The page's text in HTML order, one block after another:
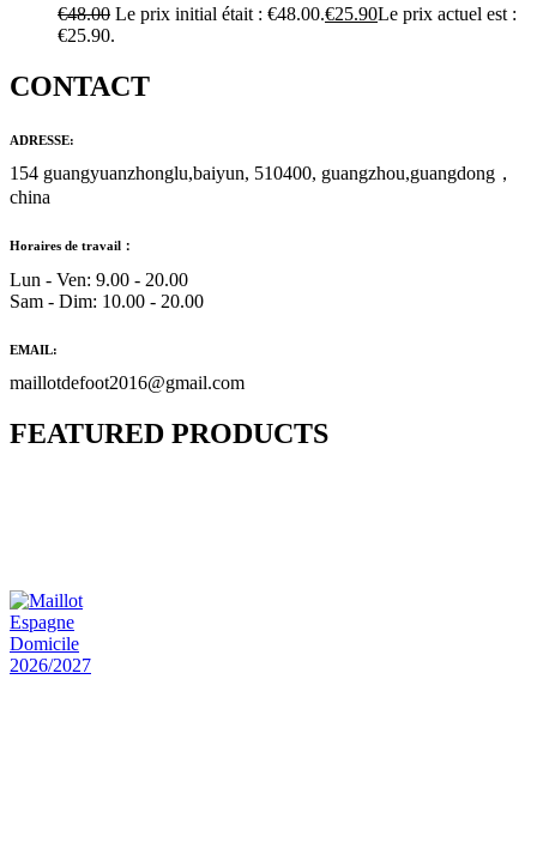
€48.00 Le prix initial était : €48.00.€25.90Le prix actuel est :
€25.90.
CONTACT
ADRESSE:
154 guangyuanzhonglu,baiyun, 510400, guangzhou,guangdong，
china
Horaires de travail：
Lun - Ven: 9.00 - 20.00
Sam - Dim: 10.00 - 20.00
EMAIL:
maillotdefoot2016@gmail.com
FEATURED PRODUCTS